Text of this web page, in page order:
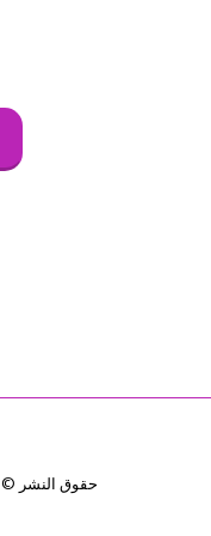
حقوق النشر © 2026 جميع الحقوق محفوظة -